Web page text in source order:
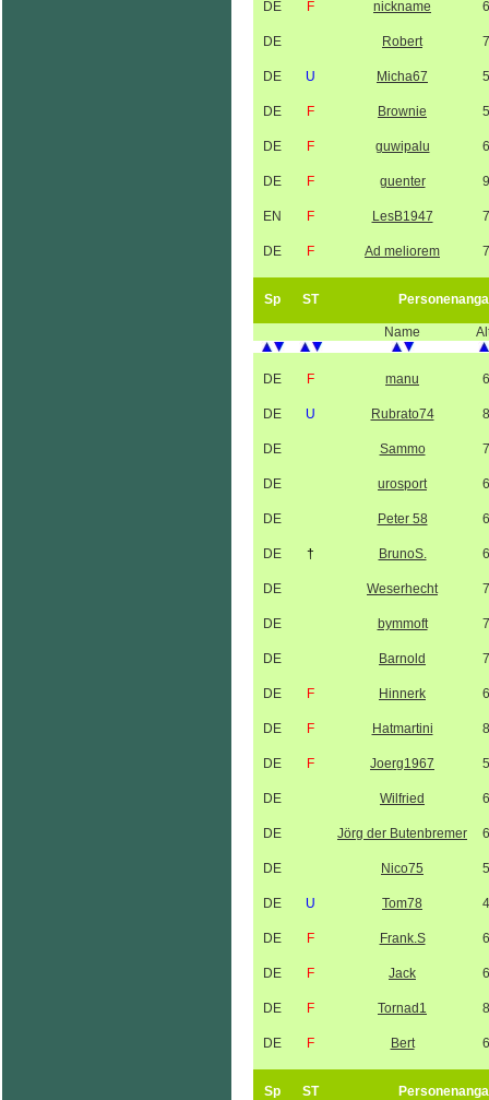
DE F nickname
DE Robert
DE U Micha67
DE F Brownie
DE F guwipalu
DE F guenter
EN F LesB1947
DE F Ad meliorem
Sp ST
Name
DE F manu
DE U Rubrato74
DE Sammo
DE urosport
DE Peter 58
DE † BrunoS.
DE Weserhecht
DE bymmoft
DE Barnold
DE F Hinnerk
DE F Hatmartini
DE F Joerg1967
DE Wilfried
DE Jörg der Butenbremer
DE Nico75
DE U Tom78
DE F Frank.S
DE F Jack
DE F Tornad1
DE F Bert
Sp ST